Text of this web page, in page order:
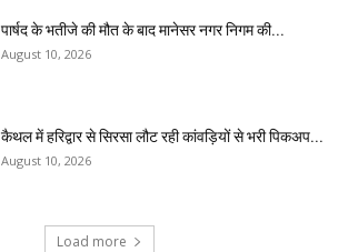
पार्षद के भतीजे की मौत के बाद मानेसर नगर निगम की...
August 10, 2026
कैथल में हरिद्वार से सिरसा लौट रही कांवड़ियों से भरी पिकअप...
August 10, 2026
Load more